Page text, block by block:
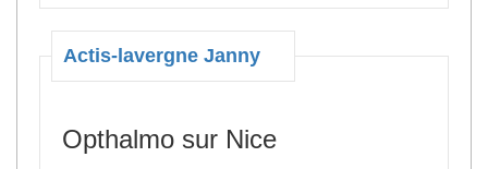
Actis-lavergne Janny
Opthalmo sur Nice